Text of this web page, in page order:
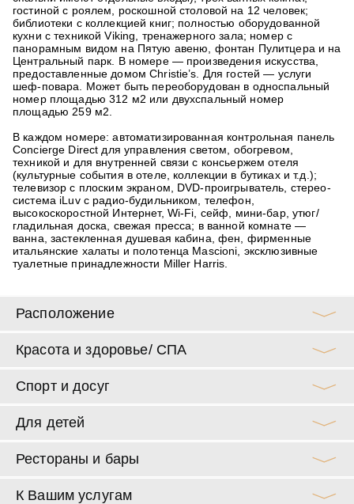
гостиной с роялем, роскошной столовой на 12 человек;
библиотеки с коллекцией книг; полностью оборудованной
кухни с техникой Viking, тренажерного зала; номер с
панорамным видом на Пятую авеню, фонтан Пулитцера и на
Центральный парк. В номере — произведения искусства,
предоставленные домом Christie’s. Для гостей — услуги
шеф-повара. Может быть переоборудован в односпальный
номер площадью 312 м2 или двухспальный номер
площадью 259 м2.
В каждом номере: автоматизированная контрольная панель
Concierge Direct для управления светом, обогревом,
техникой и для внутренней связи с консьержем отеля
(культурные события в отеле, коллекции в бутиках и т.д.);
телевизор с плоским экраном, DVD-проигрыватель, стерео-
система iLuv с радио-будильником, телефон,
высокоскоростной Интернет, Wi-Fi, сейф, мини-бар, утюг/
гладильная доска, свежая пресса; в ванной комнате —
ванна, застекленная душевая кабина, фен, фирменные
итальянские халаты и полотенца Mascioni, эксклюзивные
туалетные принадлежности Miller Harris.
Расположение
Красота и здоровье/ СПА
Спорт и досуг
Для детей
Рестораны и бары
К Вашим услугам